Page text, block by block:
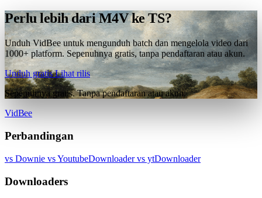
Perlu lebih dari M4V ke TS?
Unduh VidBee untuk mengunduh batch dan mengelola video dari
1000+ platform. Sepenuhnya gratis, tanpa pendaftaran atau akun.
Unduh gratisLihat rilis
Sepenuhnya gratis. Tanpa pendaftaran atau akun.
VidBee
Perbandingan
vs Downie vs YoutubeDownloadervs ytDownloader
Downloaders